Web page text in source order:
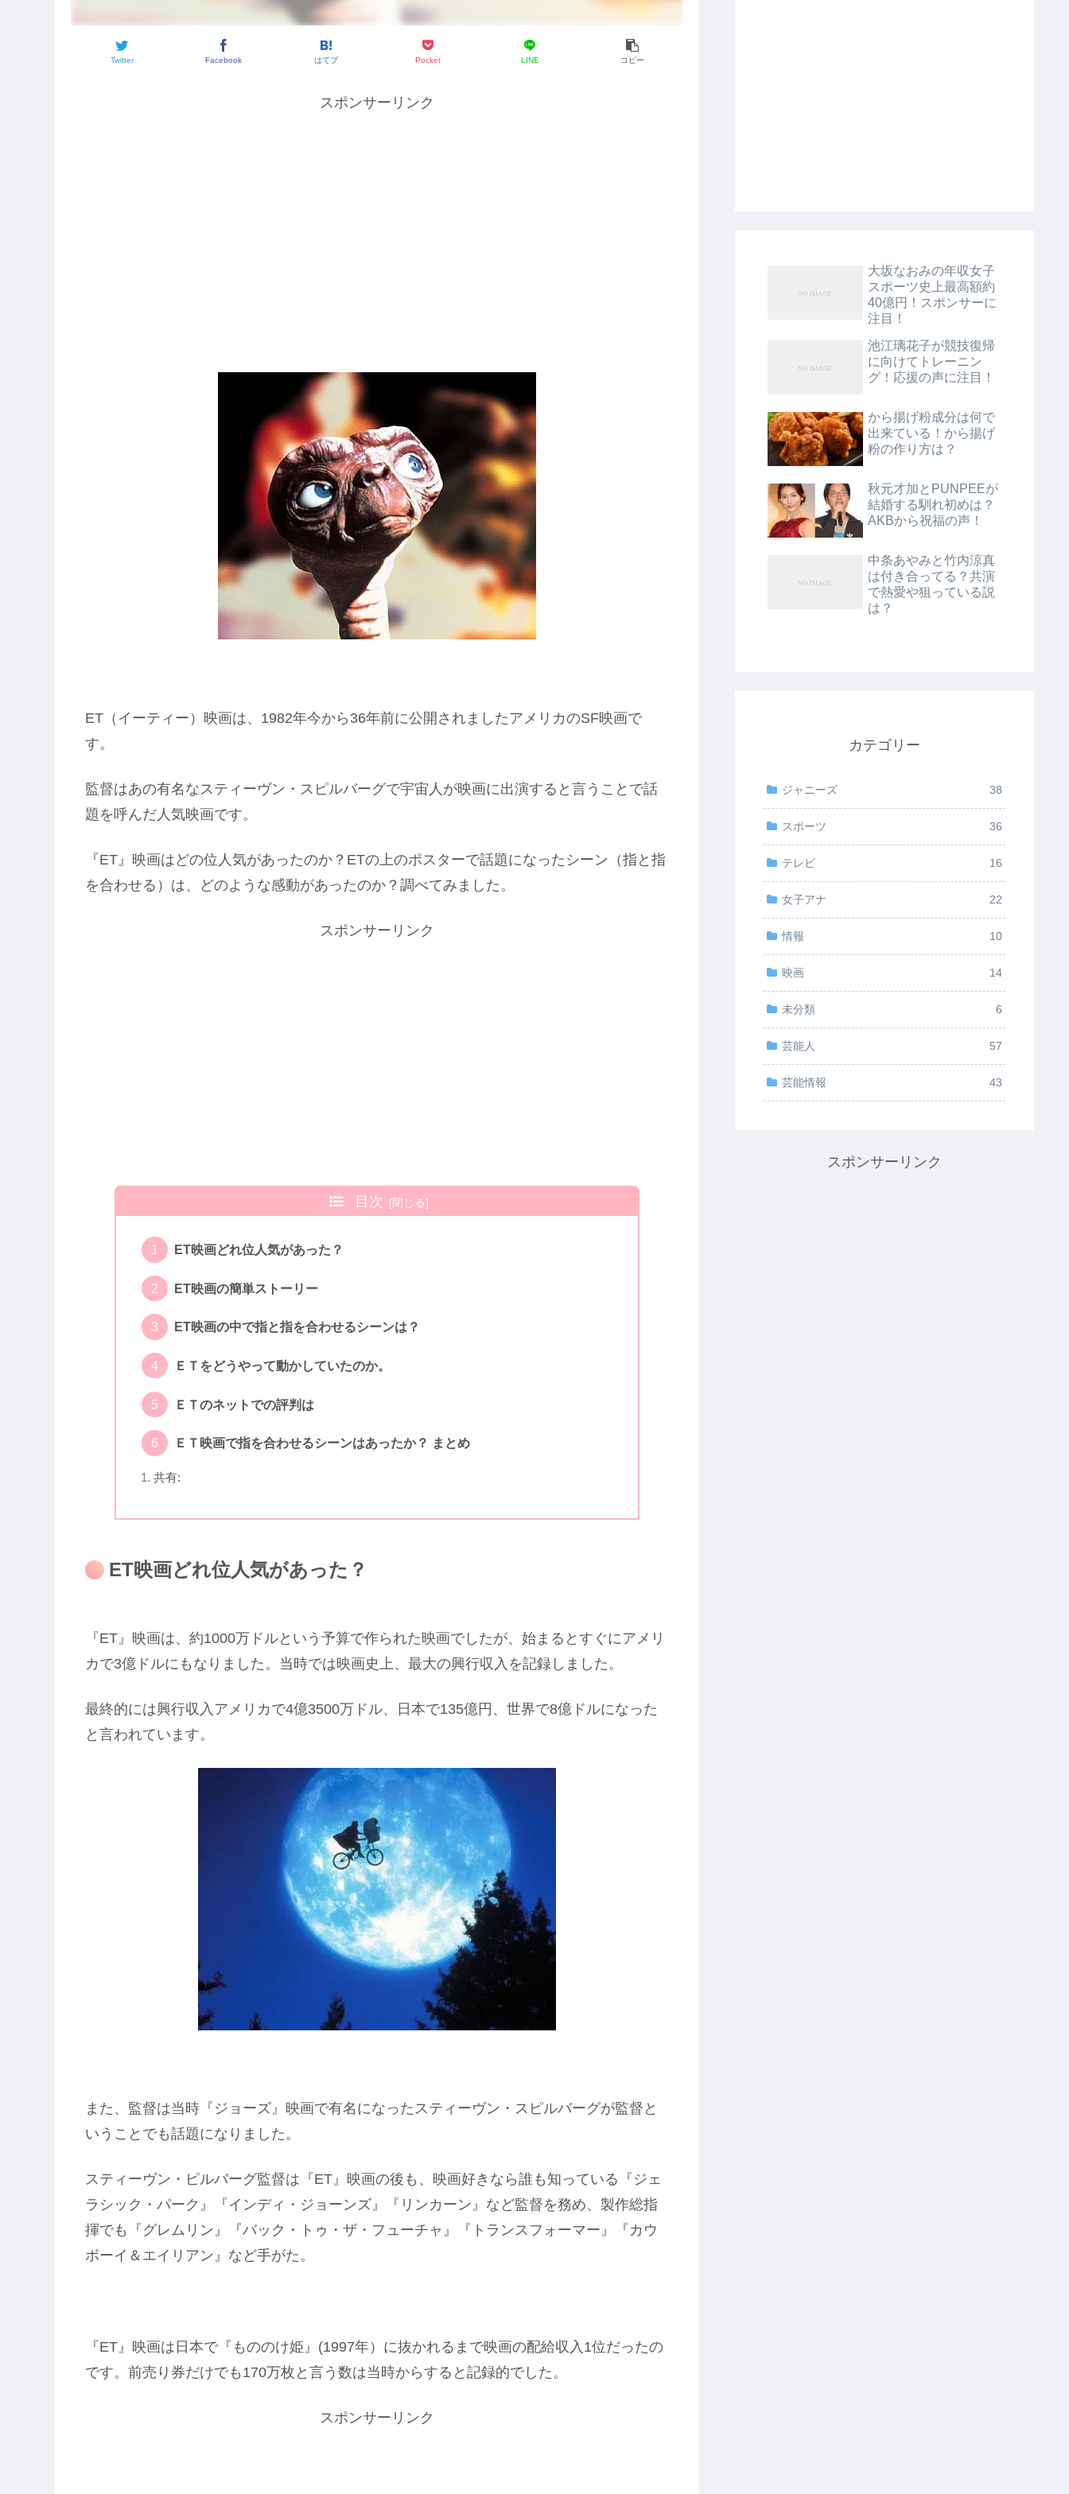
Twitter Facebook はてブ Pocket LINE コピー
スポンサーリンク
ET（イーティー）映画は、1982年今から36年前に公開されましたアメリカのSF映画で
す。
監督はあの有名なスティーヴン・スピルバーグで宇宙人が映画に出演すると言うことで話
題を呼んだ人気映画です。
『ET』映画はどの位人気があったのか？ETの上のポスターで話題になったシーン（指と指
を合わせる）は、どのような感動があったのか？調べてみました。
スポンサーリンク
目次
ET映画どれ位人気があった？
ET映画の簡単ストーリー
ET映画の中で指と指を合わせるシーンは？
ＥＴをどうやって動かしていたのか。
ＥＴのネットでの評判は
ＥＴ映画で指を合わせるシーンはあったか？ まとめ
共有:
ET映画どれ位人気があった？
『ET』映画は、約1000万ドルという予算で作られた映画でしたが、始まるとすぐにアメリ
カで3億ドルにもなりました。当時では映画史上、最大の興行収入を記録しました。
最終的には興行収入アメリカで4億3500万ドル、日本で135億円、世界で8億ドルになった
と言われています。
また、監督は当時『ジョーズ』映画で有名になったスティーヴン・スピルバーグが監督と
いうことでも話題になりました。
スティーヴン・ピルバーグ監督は『ET』映画の後も、映画好きなら誰も知っている『ジェ
ラシック・パーク』『インディ・ジョーンズ』『リンカーン』など監督を務め、製作総指
揮でも『グレムリン』『バック・トゥ・ザ・フューチャ』『トランスフォーマー』『カウ
ボーイ＆エイリアン』など手がた。
『ET』映画は日本で『もののけ姫』(1997年）に抜かれるまで映画の配給収入1位だったの
です。前売り券だけでも170万枚と言う数は当時からすると記録的でした。
スポンサーリンク
大坂なおみの年収女子
スポーツ史上最高額約
40億円！スポンサーに
注目！
池江璃花子が競技復帰
に向けてトレーニン
グ！応援の声に注目！
から揚げ粉成分は何で
出来ている！から揚げ
粉の作り方は？
秋元才加とPUNPEEが
結婚する馴れ初めは？
AKBから祝福の声！
中条あやみと竹内涼真
は付き合ってる？共演
で熱愛や狙っている説
は？
カテゴリー
ジャニーズ 38
スポーツ 36
テレビ 16
女子アナ 22
情報 10
映画 14
未分類 6
芸能人 57
芸能情報 43
スポンサーリンク